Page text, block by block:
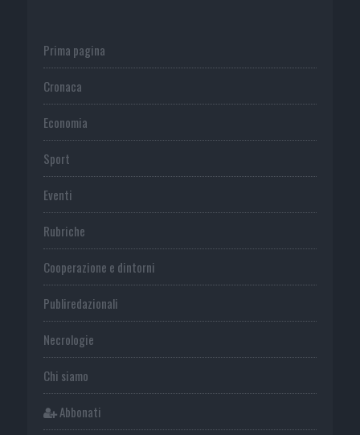
Prima pagina
Cronaca
Economia
Sport
Eventi
Rubriche
Cooperazione e dintorni
Publiredazionali
Necrologie
Chi siamo
Abbonati